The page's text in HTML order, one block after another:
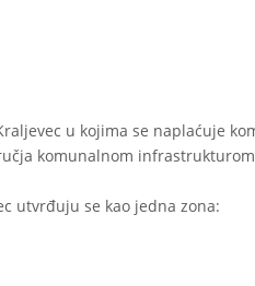
u kojima se naplaćuje
komunalnom
utvrđuju se kao jedna zona: